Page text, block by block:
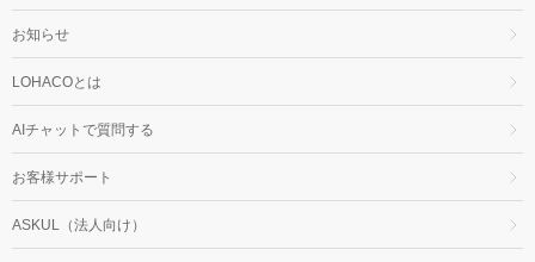
お知らせ
LOHACOとは
AIチャットで質問する
お客様サポート
ASKUL（法人向け）